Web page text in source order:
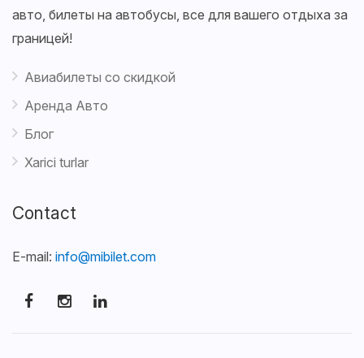
авто, билеты на автобусы, все для вашего отдыха за
границей!
Авиабилеты со скидкой
Аренда Авто
Блог
Xarici turlar
Contact
E-mail: info@mibilet.com